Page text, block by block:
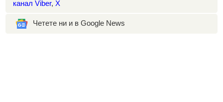
канал Viber, X
Четете ни и в Google News